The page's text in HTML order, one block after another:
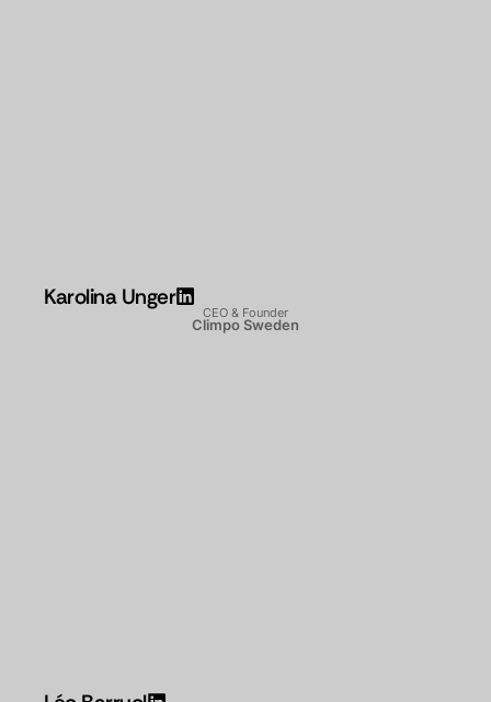
Karolina Unger
CEO & Founder
Climpo Sweden